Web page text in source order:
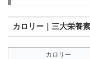
カロリー｜三大栄養素
カロリー